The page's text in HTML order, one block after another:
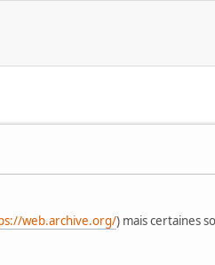
web.archive.org/) mais certaines